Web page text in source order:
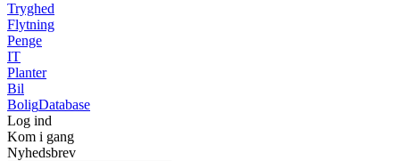
Tryghed
Flytning
Penge
IT
Planter
Bil
BoligDatabase
Log ind
Kom i gang
Nyhedsbrev